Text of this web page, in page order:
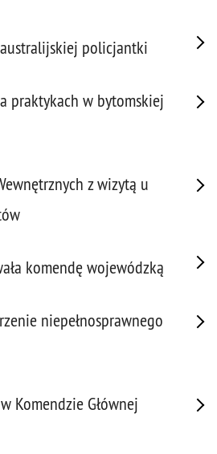
policjantki
praktykach w bytomskiej
z wizytą u
komendę wojewódzką
niepełnosprawnego
Komendzie Głównej